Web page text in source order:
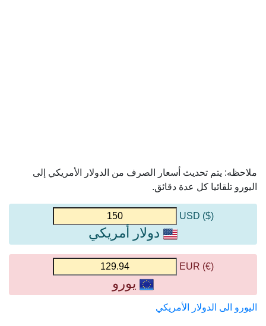
ملاحظه: يتم تحديث أسعار الصرف من الدولار الأمريكي إلى
اليورو تلقائيا كل عدة دقائق.
($) USD
دولار أمريكي
(€) EUR
يورو
اليورو الى الدولار الأمريكي